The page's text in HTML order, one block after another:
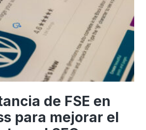
WordCamp
de FSE en
para mejorar el